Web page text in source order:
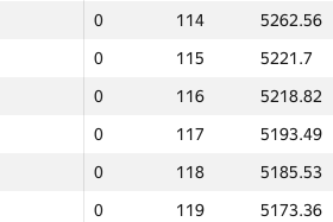
0 114 5262.56
0 115 5221.7
0 116 5218.82
0 117 5193.49
0 118 5185.53
0 119 5173.36
1
GP30 Орын Ұпайлар